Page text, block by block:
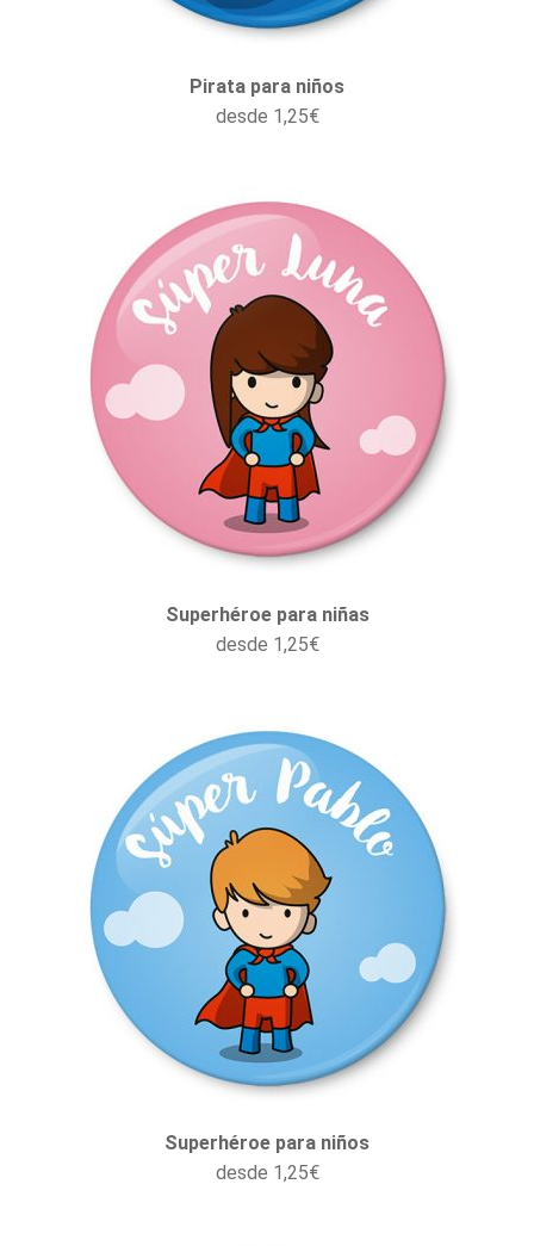
Pirata para niños
desde 1,25€
Superhéroe para niñas
desde 1,25€
Superhéroe para niños
desde 1,25€